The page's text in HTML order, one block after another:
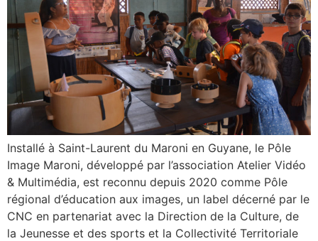
Installé à Saint-Laurent du Maroni en Guyane, le Pôle
Image Maroni, développé par l’association Atelier Vidéo
& Multimédia, est reconnu depuis 2020 comme Pôle
régional d’éducation aux images, un label décerné par le
CNC en partenariat avec la Direction de la Culture, de
la Jeunesse et des sports et la Collectivité Territoriale